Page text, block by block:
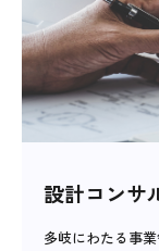
設計コンサ
多岐にわたる事